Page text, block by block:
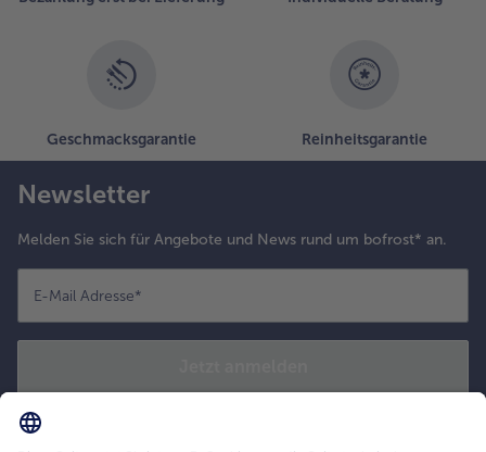
Geschmacksgarantie Reinheitsgarantie
Newsletter
Melden Sie sich für Angebote und News rund um bofrost* an.
E-Mail Adresse*